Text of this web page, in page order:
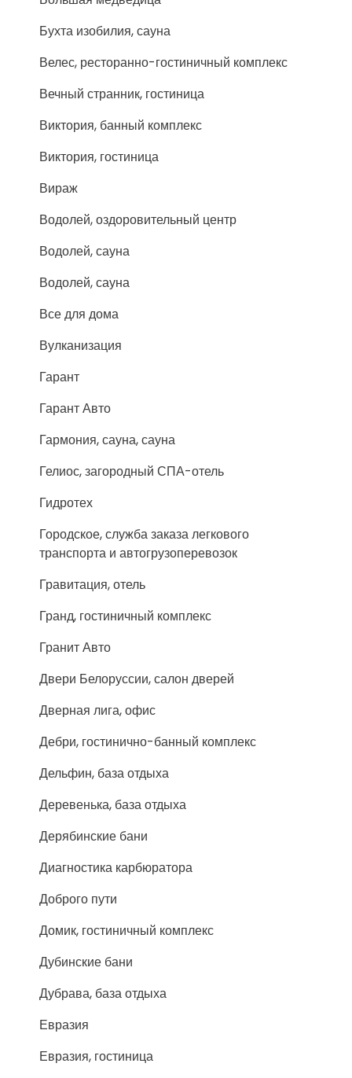
Бухта изобилия, сауна
Велес, ресторанно-гостиничный комплекс
Вечный странник, гостиница
Виктория, банный комплекс
Виктория, гостиница
Вираж
Водолей, оздоровительный центр
Водолей, сауна
Водолей, сауна
Все для дома
Вулканизация
Гарант
Гарант Авто
Гармония, сауна, сауна
Гелиос, загородный СПА-отель
Гидротех
Городское, служба заказа легкового
транспорта и автогрузоперевозок
Гравитация, отель
Гранд, гостиничный комплекс
Гранит Авто
Двери Белоруссии, салон дверей
Дверная лига, офис
Дебри, гостинично-банный комплекс
Дельфин, база отдыха
Деревенька, база отдыха
Дерябинские бани
Диагностика карбюратора
Доброго пути
Домик, гостиничный комплекс
Дубинские бани
Дубрава, база отдыха
Евразия
Евразия, гостиница